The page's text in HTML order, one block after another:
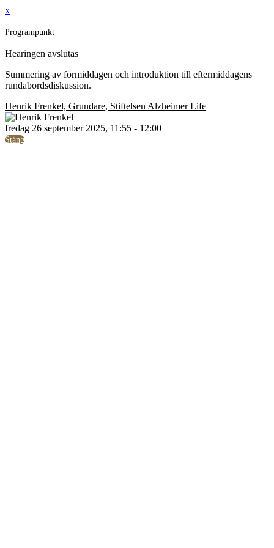
x
Programpunkt
Hearingen avslutas
Summering av förmiddagen och introduktion till eftermiddagens
rundabordsdiskussion.
Henrik Frenkel, Grundare, Stiftelsen Alzheimer Life
fredag 26 september 2025, 11:55 - 12:00
Stäng